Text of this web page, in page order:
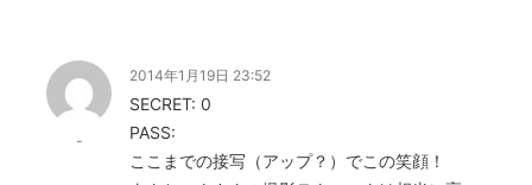
-
2014年1月19日 23:52
SECRET: 0
PASS:
ここまでの接写（アップ？）でこの笑顔！